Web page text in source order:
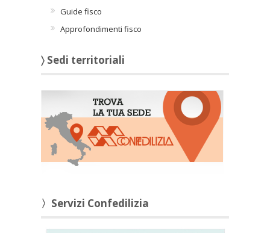
Guide fisco
Approfondimenti fisco
〉 Sedi territoriali
〉Servizi Confedilizia